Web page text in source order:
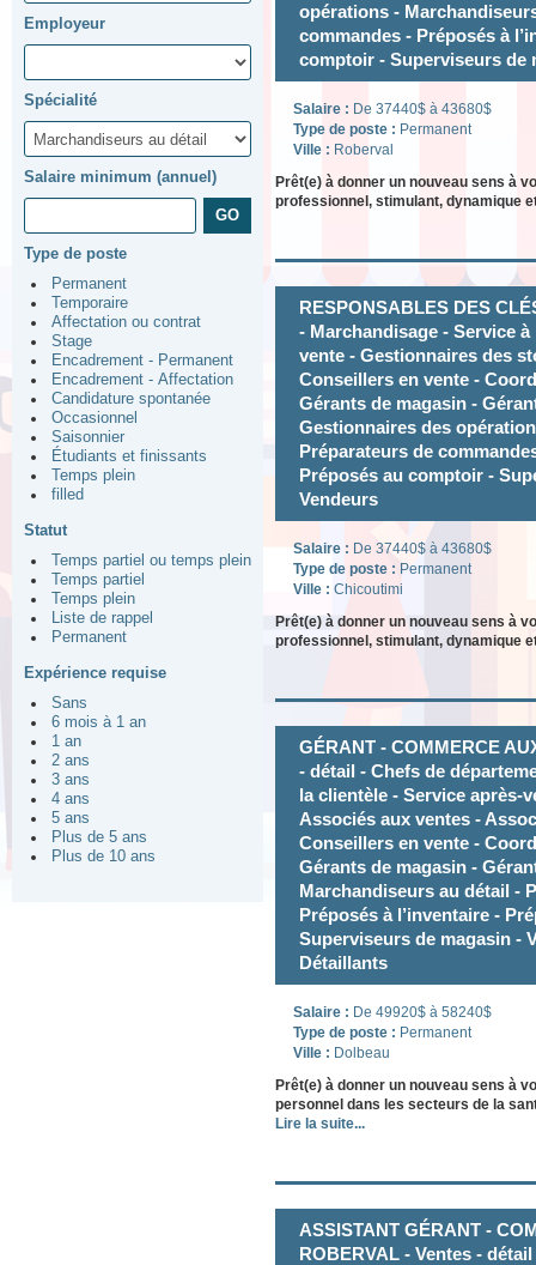
Employeur
Spécialité
Salaire minimum (annuel)
Type de poste
Permanent
Temporaire
Affectation ou contrat
Stage
Encadrement - Permanent
Encadrement - Affectation
Candidature spontanée
Occasionnel
Saisonnier
Étudiants et finissants
Temps plein
filled
Statut
Temps partiel ou temps plein
Temps partiel
Temps plein
Liste de rappel
Permanent
Expérience requise
Sans
6 mois à 1 an
1 an
2 ans
3 ans
4 ans
5 ans
Plus de 5 ans
Plus de 10 ans
opérations -
commandes - Préposés à
comptoir - Superviseurs de
Salaire : De 37440$ à 43680$
Type de poste : Permanent
Ville : Roberval
Prêt(e) à donner un nouveau sens à
professionnel, stimulant, dynamique
RESPONSABLES DES
- Marchandisage - Service
vente - Gestionnaires des
Conseillers en vente -
Gérants de magasin -
Gestionnaires des
Préparateurs de
Préposés au comptoir -
Vendeurs
Salaire : De 37440$ à 43680$
Type de poste : Permanent
Ville : Chicoutimi
Prêt(e) à donner un nouveau sens à
professionnel, stimulant, dynamique
GÉRANT - COMMERCE
- détail - Chefs de
la clientèle - Service après-
Associés aux ventes -
Conseillers en vente -
Gérants de magasin -
Marchandiseurs au détail -
Préposés à l’inventaire -
Superviseurs de magasin -
Détaillants
Salaire : De 49920$ à 58240$
Type de poste : Permanent
Ville : Dolbeau
Prêt(e) à donner un nouveau sens à
personnel dans les secteurs de la
Lire la suite...
ASSISTANT GÉRANT -
ROBERVAL - Ventes -